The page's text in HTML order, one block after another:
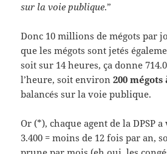
sur la voie publique.”
Donc 10 millions de mégots par
que les mégots sont jetés
soit sur 14 heures, ça donne
l’heure, soit environ200 mégots
balancés sur la voie publique.
Or (*), chaque agent de la DPSP
3.400 = moins de 12 fois par an,